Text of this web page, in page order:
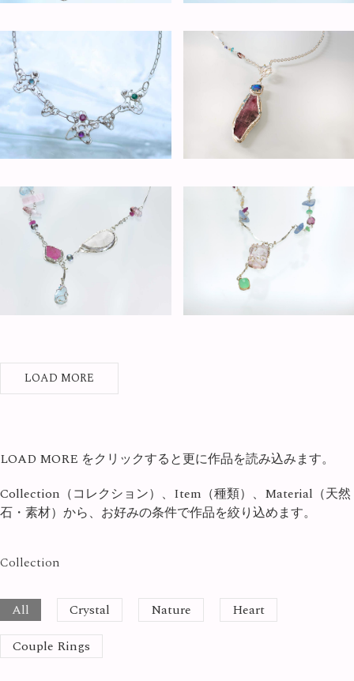
LOAD MORE
LOAD MORE をクリックすると更に作品を読み込みます。
Collection（コレクション）、Item（種類）、Material（天然
石・素材）から、お好みの条件で作品を絞り込めます。
Collection
All Crystal Nature
Heart
Couple Rings